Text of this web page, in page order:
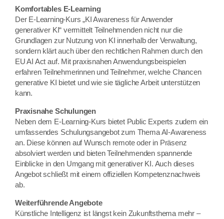
Komfortables E-Learning
Der E-Learning-Kurs „KI Awareness für Anwender
generativer KI“ vermittelt Teilnehmenden nicht nur die
Grundlagen zur Nutzung von KI innerhalb der Verwaltung,
sondern klärt auch über den rechtlichen Rahmen durch den
EU AI Act auf. Mit praxisnahen Anwendungsbeispielen
erfahren Teilnehmerinnen und Teilnehmer, welche Chancen
generative KI bietet und wie sie tägliche Arbeit unterstützen
kann.
Praxisnahe Schulungen
Neben dem E-Learning-Kurs bietet Public Experts zudem ein
umfassendes Schulungsangebot zum Thema AI-Awareness
an. Diese können auf Wunsch remote oder in Präsenz
absolviert werden und bieten Teilnehmenden spannende
Einblicke in den Umgang mit generativer KI. Auch dieses
Angebot schließt mit einem offiziellen Kompetenznachweis
ab.
Weiterführende Angebote
Künstliche Intelligenz ist längst kein Zukunftsthema mehr –